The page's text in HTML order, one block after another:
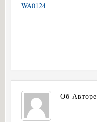
Об Авторе